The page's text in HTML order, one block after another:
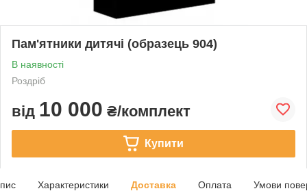
Пам'ятники дитячі (образець 904)
В наявності
Роздріб
від 10 000 ₴/комплект
Купити
Характеристики Доставка Оплата Умови